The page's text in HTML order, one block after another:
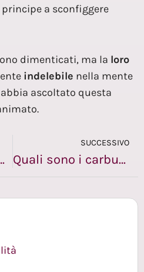
a sconfiggere
dimenticati, ma la loro
indelebile nella mente
ascoltato questa
unirli in casa
SUCCESSIVO
Quali sono i carburanti alternativi e come funzionano